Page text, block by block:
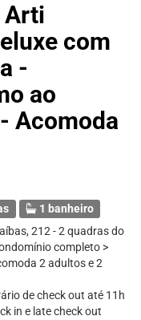
Arti
com
-
ao
Acomoda
1 banheiro
212 - 2 quadras do
completo >
2 adultos e 2
de check out até 11h
in e late check out